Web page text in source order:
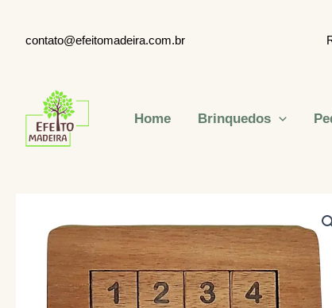
contato@efeitomadeira.com.br
Home Brinquedos